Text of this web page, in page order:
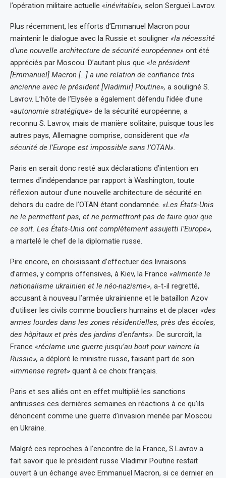
l’opération militaire actuelle «inévitable», selon Sergueï Lavrov.
Plus récemment, les efforts d’Emmanuel Macron pour
maintenir le dialogue avec la Russie et souligner «la nécessité
d’une nouvelle architecture de sécurité européenne» ont été
appréciés par Moscou. D’autant plus que «le président
[Emmanuel] Macron […] a une relation de confiance très
ancienne avec le président [Vladimir] Poutine», a souligné S.
Lavrov. L’hôte de l’Elysée a également défendu l’idée d’une
«autonomie stratégique» de la sécurité européenne, a
reconnu S. Lavrov, mais de manière solitaire, puisque tous les
autres pays, Allemagne comprise, considèrent que «la
sécurité de l’Europe est impossible sans l’OTAN».
Paris en serait donc resté aux déclarations d’intention en
termes d’indépendance par rapport à Washington, toute
réflexion autour d’une nouvelle architecture de sécurité en
dehors du cadre de l’OTAN étant condamnée. «Les États-Unis
ne le permettent pas, et ne permettront pas de faire quoi que
ce soit. Les États-Unis ont complètement assujetti l’Europe»,
a martelé le chef de la diplomatie russe.
Pire encore, en choisissant d’effectuer des livraisons
d’armes, y compris offensives, à Kiev, la France «alimente le
nationalisme ukrainien et le néo-nazisme», a-t-il regretté,
accusant à nouveau l’armée ukrainienne et le bataillon Azov
d’utiliser les civils comme boucliers humains et de placer «des
armes lourdes dans les zones résidentielles, près des écoles,
des hôpitaux et près des jardins d’enfants». De surcroît, la
France «réclame une guerre jusqu’au bout pour vaincre la
Russie», a déploré le ministre russe, faisant part de son
«immense regret» quant à ce choix français.
Paris et ses alliés ont en effet multiplié les sanctions
antirusses ces dernières semaines en réactions à ce qu’ils
dénoncent comme une guerre d’invasion menée par Moscou
en Ukraine.
Malgré ces reproches à l’encontre de la France, S.Lavrov a
fait savoir que le président russe Vladimir Poutine restait
ouvert à un échange avec Emmanuel Macron, si ce dernier en